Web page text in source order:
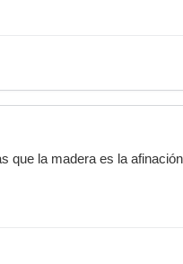
que la madera es la